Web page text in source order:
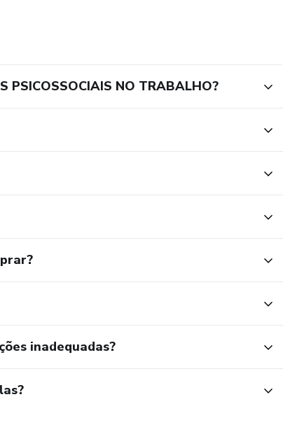
Controles
ao Inventário de Riscos, com atribuição de
de controle segue a hierarquia legal:
de lideranças e espaços de deliberação.
(Ação mitigatória).
transformar a SST em um pilar de ESG e Governança,
(redução de erros cognitivos).
PSICOSSOCIAIS NO TRABALHO?
inadequadas?